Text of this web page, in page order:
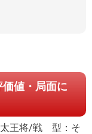
値・局面に
太王将/戦 型：そ